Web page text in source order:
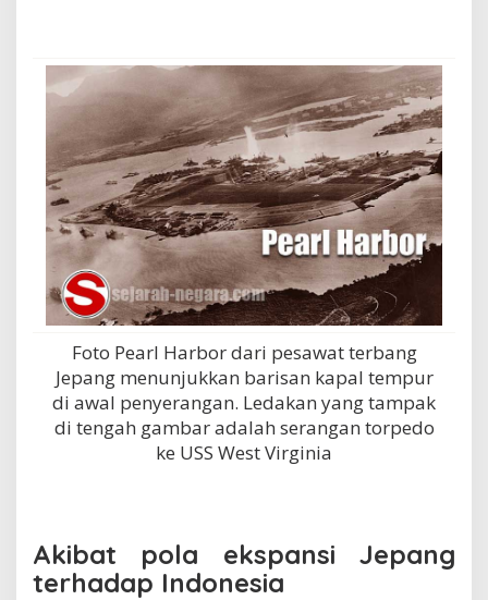
Foto Pearl Harbor dari pesawat terbang
Jepang menunjukkan barisan kapal tempur
di awal penyerangan. Ledakan yang tampak
di tengah gambar adalah serangan torpedo
ke USS West Virginia
Akibat pola ekspansi Jepang
terhadap Indonesia